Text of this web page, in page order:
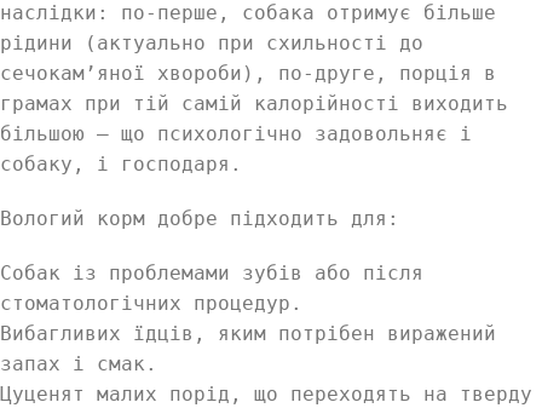
наслідки: по-перше, собака отримує більше
рідини (актуально при схильності до
сечокам’яної хвороби), по-друге, порція в
грамах при тій самій калорійності виходить
більшою — що психологічно задовольняє і
собаку, і господаря.
Вологий корм добре підходить для:
Собак із проблемами зубів або після
стоматологічних процедур.
Вибагливих їдців, яким потрібен виражений
запах і смак.
Цуценят малих порід, що переходять на тверду